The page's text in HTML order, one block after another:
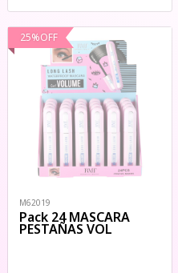
25%OFF
M62019
Pack 24 MASCARA
PESTAÑAS VOL